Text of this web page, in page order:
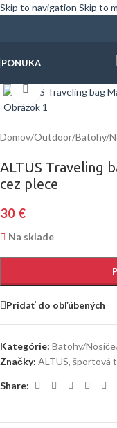
Skip to navigation Skip to
PONUKA
Klinite pre
Domov/Outdoor/Batohy/
ALTUS Traveling
cez plece
30 €
Na sklade
Pridať do obľúbených
Kategórie: Batohy/
Značky: ALTUS, športová
Share: